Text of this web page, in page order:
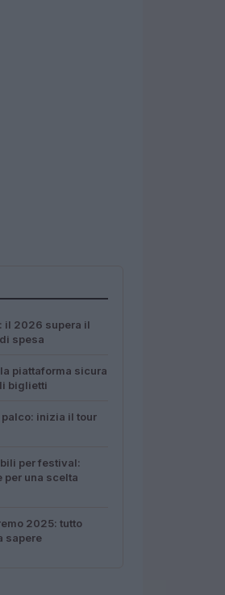
il 2026 supera il
spesa
piattaforma sicura
biglietti
inizia il tour
per festival:
per una scelta
2025: tutto
sapere